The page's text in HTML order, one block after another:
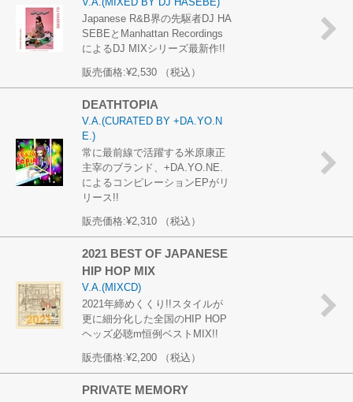
Japanese R&B界の先駆者DJ HA
SEBEとManhattan Recordings
によるDJ MIXシリーズ最新作!!
販売価格:¥2,530 （税込）
DEATHTOPIA
V.A.(CURATED BY +DA.YO.N
E.)
常に最前線で活躍する米原康正
主宰のブランド、+DA.YO.NE.
によるコンピレーションEPがリ
リース!!
販売価格:¥2,310 （税込）
2021 BEST OF JAPANESE
HIP HOP MIX
V.A.(MIXCD)
2021年締めくくり!!スタイルが
更に細分化した全国のHIP HOP
ヘッズ必聴m恒例ベストMIX!!
販売価格:¥2,200 （税込）
PRIVATE MEMORY